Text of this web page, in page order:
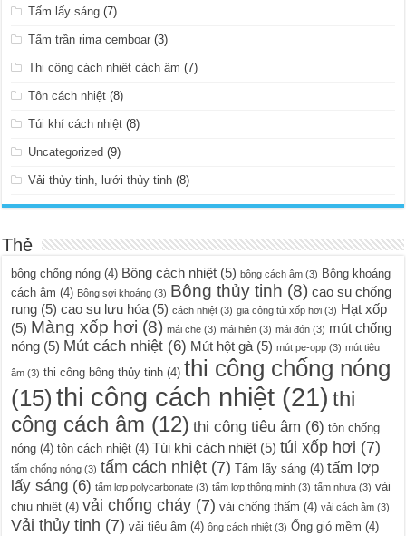
Tấm lấy sáng (7)
Tấm trần rima cemboar (3)
Thi công cách nhiệt cách âm (7)
Tôn cách nhiệt (8)
Túi khí cách nhiệt (8)
Uncategorized (9)
Vải thủy tinh, lưới thủy tinh (8)
Thẻ
bông chống nóng (4) Bông cách nhiệt (5) bông cách âm (3) Bông khoáng
cách âm (4) Bông sợi khoáng (3) Bông thủy tinh (8) cao su chống
rung (5) cao su lưu hóa (5) cách nhiệt (3) gia công túi xốp hơi (3) Hạt xốp
(5) Màng xốp hơi (8) mái che (3) mái hiên (3) mái đón (3) mút chống
nóng (5) Mút cách nhiệt (6) Mút hột gà (5) mút pe-opp (3) mút tiêu
âm (3) thi công bông thủy tinh (4) thi công chống nóng
(15) thi công cách nhiệt (21) thi
công cách âm (12) thi công tiêu âm (6) tôn chống
nóng (4) tôn cách nhiệt (4) Túi khí cách nhiệt (5) túi xốp hơi (7)
tấm chống nóng (3) tấm cách nhiệt (7) Tấm lấy sáng (4) tấm lợp
lấy sáng (6) tấm lợp polycarbonate (3) tấm lợp thông minh (3) tấm nhựa (3) vải
chịu nhiệt (4) vải chống cháy (7) vải chống thấm (4) vải cách âm (3)
Vải thủy tinh (7) vải tiêu âm (4) ông cách nhiệt (3) Ống gió mềm (4)